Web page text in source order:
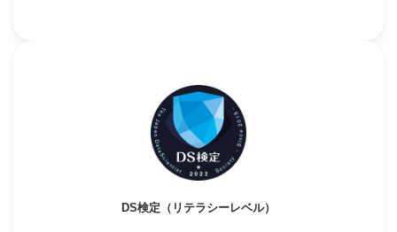
DS検定（リテラシーレベル）